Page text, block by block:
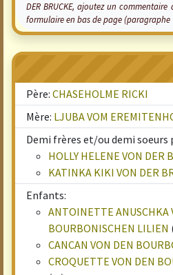
DER BRUCKE, ajoutez un
formulaire en bas de page (paragraphe
Père: CHASEHOLME RICKI
Mère: LJUBA VOM
Demi frères et/ou demi soeurs
HOLLY HELENE VON DER
KATINKA KIKI VON DER
Enfants:
ANTOINETTE ANUSCHKA
BOURBONISCHEN LILIEN
CANCAN VON DEN
CROQUETTE VON DEN